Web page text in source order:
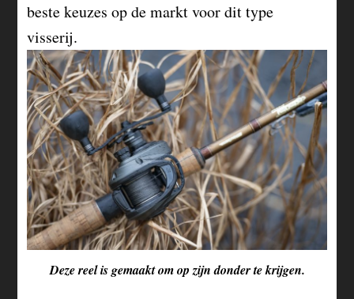
beste keuzes op de markt voor dit type
visserij.
Deze reel is gemaakt om op zijn donder te krijgen.